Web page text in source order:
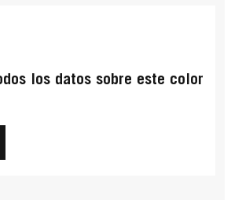
los datos sobre este color